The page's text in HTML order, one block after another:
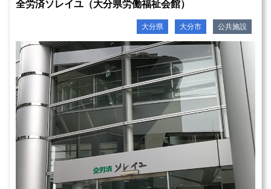
全労済ソレイユ（大分県労働福祉会館）
大分県 大分市 公共施設